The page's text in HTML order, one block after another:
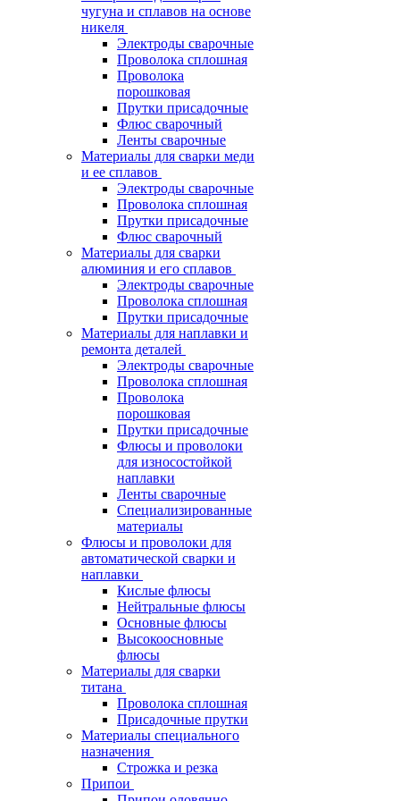
чугуна и сплавов на основе
никеля
Электроды сварочные
Проволока сплошная
Проволока
порошковая
Прутки присадочные
Флюс сварочный
Ленты сварочные
Материалы для сварки меди
и ее сплавов
Электроды сварочные
Проволока сплошная
Прутки присадочные
Флюс сварочный
Материалы для сварки
алюминия и его сплавов
Электроды сварочные
Проволока сплошная
Прутки присадочные
Материалы для наплавки и
ремонта деталей
Электроды сварочные
Проволока сплошная
Проволока
порошковая
Прутки присадочные
Флюсы и проволоки
для износостойкой
наплавки
Ленты сварочные
Специализированные
материалы
Флюсы и проволоки для
автоматической сварки и
наплавки
Кислые флюсы
Нейтральные флюсы
Основные флюсы
Высокоосновные
флюсы
Материалы для сварки
титана
Проволока сплошная
Присадочные прутки
Материалы специального
назначения
Строжка и резка
Припои